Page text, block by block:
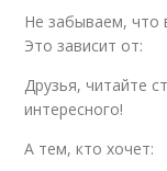
Не забываем, что
Это зависит от:
Друзья, читайте
интересного!
А тем, кто хочет: